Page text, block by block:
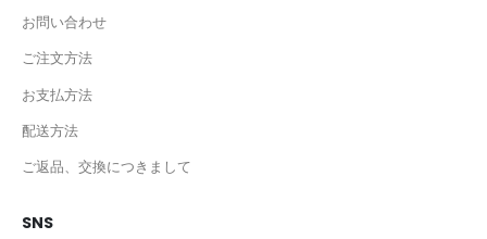
お問い合わせ
ご注文方法
お支払方法
配送方法
ご返品、交換につきまして
SNS